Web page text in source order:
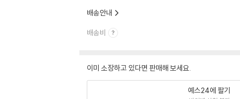
배송안내
배송비
이미 소장하고 있다면 판매해 보세요.
예스24에 팔기